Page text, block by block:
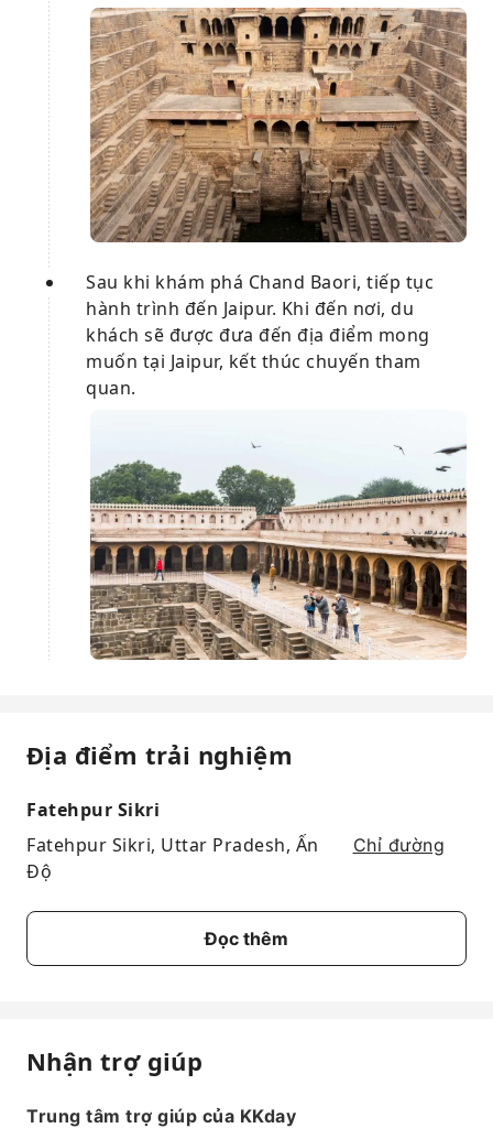
Sau khi khám phá Chand Baori, tiếp tục
hành trình đến Jaipur. Khi đến nơi, du
khách sẽ được đưa đến địa điểm mong
muốn tại Jaipur, kết thúc chuyến tham
quan.
Địa điểm trải nghiệm
Fatehpur Sikri
Fatehpur Sikri, Uttar Pradesh, Ấn
Độ
Chỉ đường
Đọc thêm
Nhận trợ giúp
Trung tâm trợ giúp của KKday